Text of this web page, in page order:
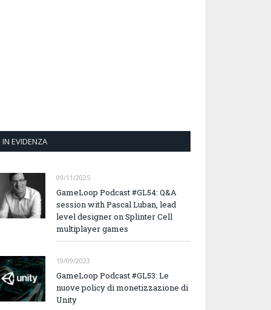
IN EVIDENZA
09/11/2025
GameLoop Podcast #GL54: Q&A
session with Pascal Luban, lead
level designer on Splinter Cell
multiplayer games
19/09/2023
GameLoop Podcast #GL53: Le
nuove policy di monetizzazione di
Unity